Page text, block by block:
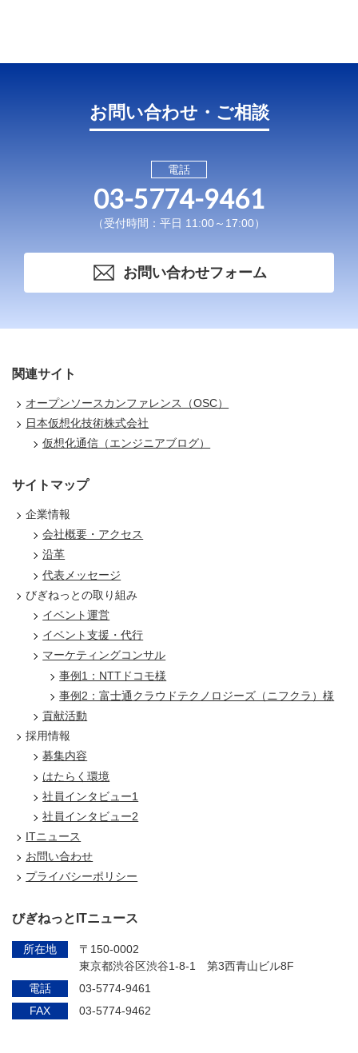
お問い合わせ・ご相談
電話
03-5774-9461
（受付時間：平日 11:00～17:00）
お問い合わせフォーム
関連サイト
オープンソースカンファレンス（OSC）
日本仮想化技術株式会社
仮想化通信（エンジニアブログ）
サイトマップ
企業情報
会社概要・アクセス
沿革
代表メッセージ
びぎねっとの取り組み
イベント運営
イベント支援・代行
マーケティングコンサル
事例1：NTTドコモ様
事例2：富士通クラウドテクノロジーズ（ニフクラ）様
貢献活動
採用情報
募集内容
はたらく環境
社員インタビュー1
社員インタビュー2
ITニュース
お問い合わせ
プライバシーポリシー
びぎねっとITニュース
所在地
〒150-0002
東京都渋谷区渋谷1-8-1 第3西青山ビル8F
電話
03-5774-9461
FAX
03-5774-9462